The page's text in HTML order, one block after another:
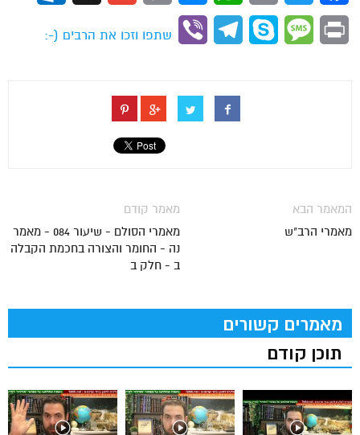
Print
Message
Skype
Telegram
Viber
שתפו וזכו את הרבים (-:
מאמר קודם
מאמרי הסולם - שיעור 084 - מאמר
נה - החומר והצורה בחכמת הקבלה
ב - חלק ב
המאמר הבא
מאמרי הרב"ש
מאמרים קשורים
תוכן קודם